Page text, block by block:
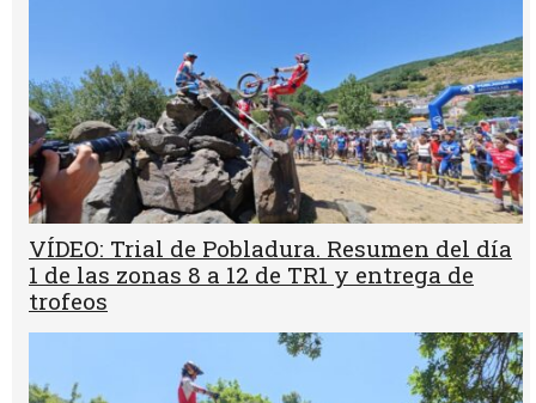
VÍDEO: Trial de Pobladura. Resumen del día
1 de las zonas 8 a 12 de TR1 y entrega de
trofeos